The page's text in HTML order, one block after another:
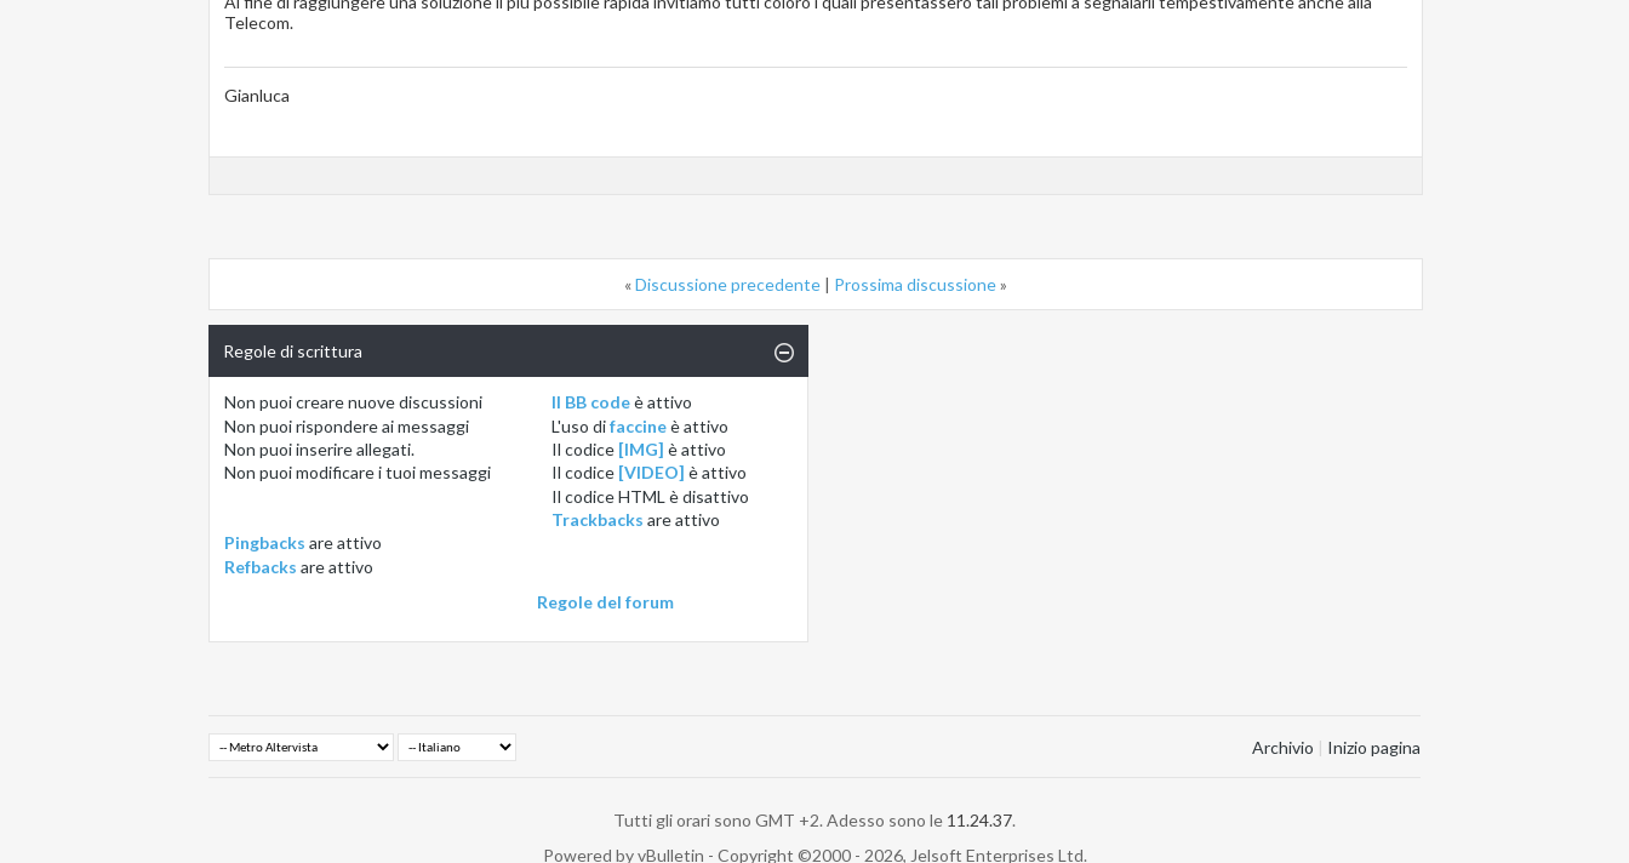
Telecom.
Gianluca
«Discussione precedente | Prossima discussione»
Regole di scrittura
Non puoicreare nuove discussioni
Non puoirispondere ai messaggi
Non puoiinserire allegati.
Non puoimodificare i tuoi messaggi
Il BB codeèattivo
L'uso difaccineèattivo
Il codice [IMG] èattivo
Il codice [VIDEO] èattivo
Il codice HTML èdisattivo
Trackbacks areattivo
Pingbacks areattivo
Refbacks areattivo
Regole del forum
Archivio | Inizio pagina
Tutti gli orari sono GMT +2. Adesso sono le 11.24.37.
Powered by vBulletin - Copyright ©2000 - 2026, Jelsoft Enterprises Ltd.